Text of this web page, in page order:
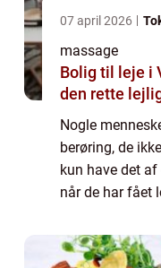
07 april 2026
massage
Bolig til leje i
den rette
Nogle
berøring, de
kun have det
når de har fået